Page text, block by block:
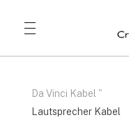
Da Vinci Kabel "
Lautsprecher Kabel